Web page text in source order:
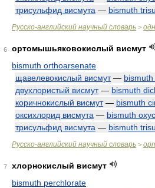
трисульфид висмута — bismuth
Русско-английский научный словарь >
6
ортомышьяковокислый висмут
bismuth orthoarsenate
щавелевокислый висмут—
двухлористый висмут— bismuth
коричнокислый висмут— bismuth
оксихлорид висмута — bismuth
трисульфид висмута — bismuth
Русско-английский научный словарь >
7
хлорнокислый висмут
bismuth perchlorate